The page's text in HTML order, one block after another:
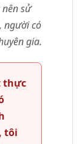
sử
người có
gia.
thực
tôi